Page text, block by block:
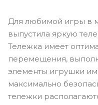
Для любимой игры в
выпустила яркую
Тележка имеет
перемещения,
элементы игрушки
максимально
тележки